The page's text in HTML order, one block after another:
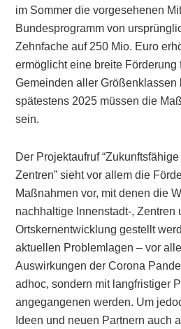
im Sommer die vorgesehenen
Bundesprogramm von
Zehnfache auf 250 Mio. Euro
ermöglicht eine breite Förderung
Gemeinden aller Größenklassen
spätestens 2025 müssen die
sein.
Der Projektaufruf
Zentren” sieht vor allem die
Maßnahmen vor, mit denen die
nachhaltige Innenstadt-, Zentren
Ortskernentwicklung gestellt
aktuellen Problemlagen – vor
Auswirkungen der Corona
adhoc, sondern mit langfristiger
angegangenen werden. Um
Ideen und neuen Partnern auch